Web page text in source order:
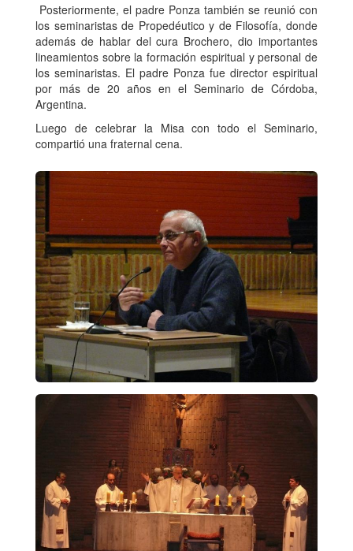
Posteriormente, el padre Ponza también se reunió con
los seminaristas de Propedéutico y de Filosofía, donde
además de hablar del cura Brochero, dio importantes
lineamientos sobre la formación espiritual y personal de
los seminaristas. El padre Ponza fue director espiritual
por más de 20 años en el Seminario de Córdoba,
Argentina.
Luego de celebrar la Misa con todo el Seminario,
compartió una fraternal cena.